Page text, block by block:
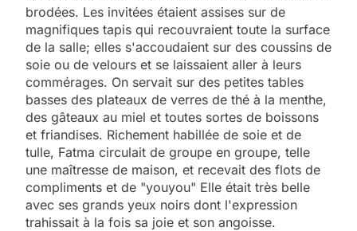
brodées. Les invitées étaient assises sur de
magnifiques tapis qui recouvraient toute la surface
de la salle; elles s'accoudaient sur des coussins de
soie ou de velours et se laissaient aller à leurs
commérages. On servait sur des petites tables
basses des plateaux de verres de thé à la menthe,
des gâteaux au miel et toutes sortes de boissons
et friandises. Richement habillée de soie et de
tulle, Fatma circulait de groupe en groupe, telle
une maîtresse de maison, et recevait des flots de
compliments et de "youyou" Elle était très belle
avec ses grands yeux noirs dont l'expression
trahissait à la fois sa joie et son angoisse.